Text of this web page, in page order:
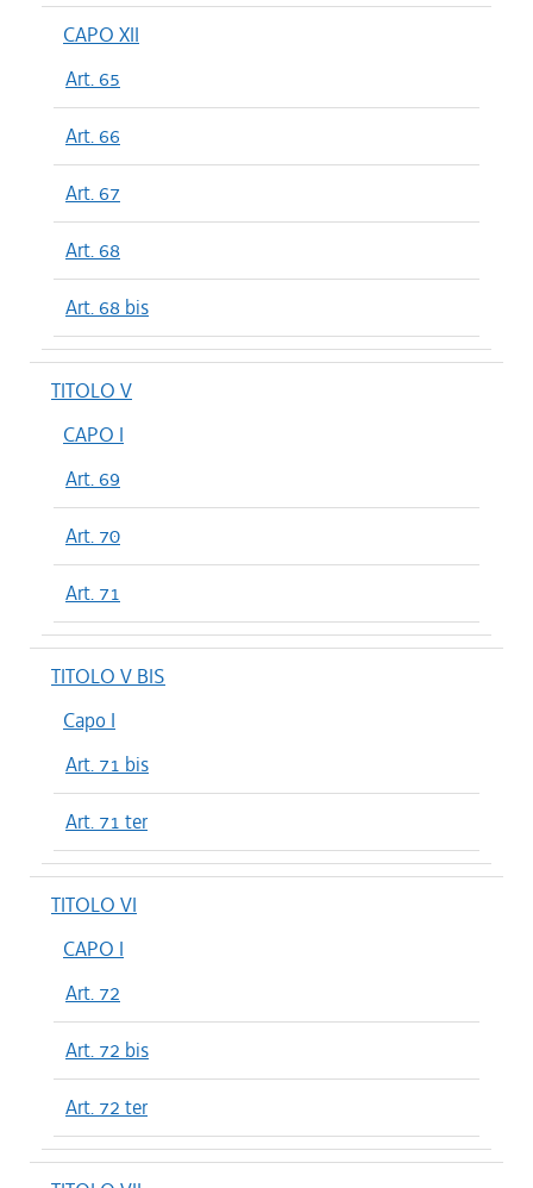
CAPO XII
Art. 65
Art. 66
Art. 67
Art. 68
Art. 68 bis
TITOLO V
CAPO I
Art. 69
Art. 70
Art. 71
TITOLO V BIS
Capo I
Art. 71 bis
Art. 71 ter
TITOLO VI
CAPO I
Art. 72
Art. 72 bis
Art. 72 ter